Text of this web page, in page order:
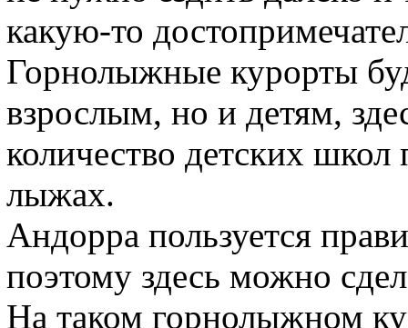
какую-то
Горнолыжные курорты
взрослым, но и детям,
количество детских
лыжах.
Андорра пользуется
поэтому здесь можно
На таком горнолыжном